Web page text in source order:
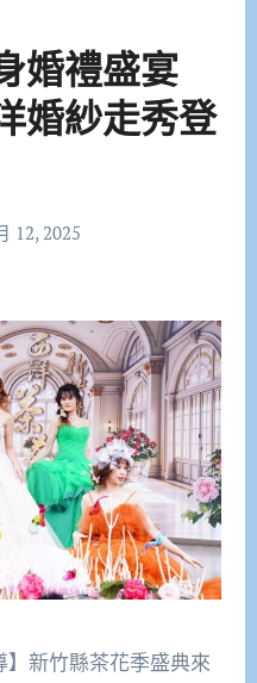
婚禮盛宴
婚紗走秀登
12, 2025
】新竹縣茶花季盛典來